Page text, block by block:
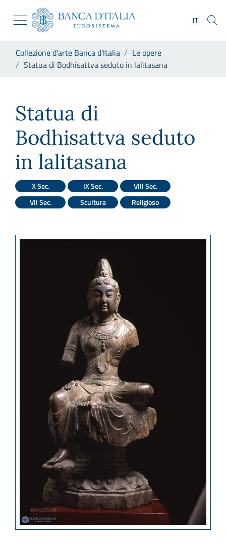
Skip to Main Content
Vai al sito istituzionale
Vai al menu di navigazione
Vai alla ricerca
Vai al footer
IT
Collezione d'arte Banca d'Italia
Le opere
Statua di Bodhisattva seduto in lalitasana
Statua di
Bodhisattva seduto
in lalitasana
X Sec. IX Sec.
VIII Sec.
VII Sec.
Scultura Religioso